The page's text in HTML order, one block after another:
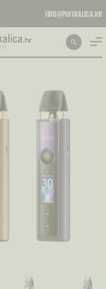
INFO@PUFFKALICA.HR